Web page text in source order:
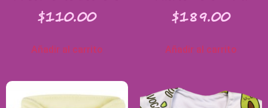
$110.00
Añadir al carrito
$189.00
Añadir al carrito